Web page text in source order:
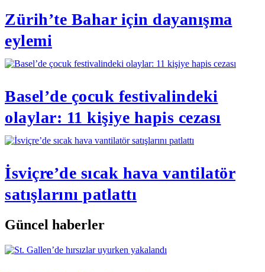
Zürih’te Bahar için dayanışma
eylemi
Basel’de çocuk festivalindeki
olaylar: 11 kişiye hapis cezası
İsviçre’de sıcak hava vantilatör
satışlarını patlattı
Güncel haberler